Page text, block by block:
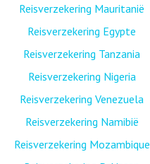
Reisverzekering Mauritanië
Reisverzekering Egypte
Reisverzekering Tanzania
Reisverzekering Nigeria
Reisverzekering Venezuela
Reisverzekering Namibië
Reisverzekering Mozambique